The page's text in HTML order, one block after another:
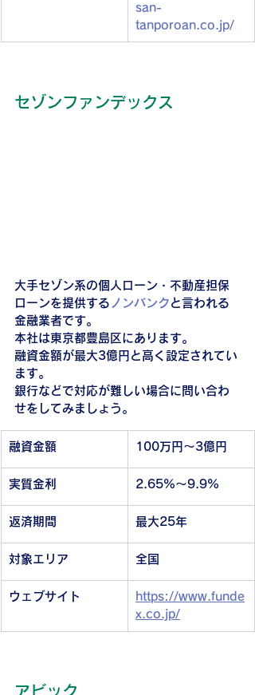
san-
tanporoan.co.jp/
セゾンファンデックス
大手セゾン系の個人ローン・不動産担保
ローンを提供する ノンバンク と言われる
金融業者です。
本社は東京都豊島区にあります。
融資金額が最大3億円と高く設定されてい
ます。
銀行などで対応が難しい場合に問い合わ
せをしてみましょう。
融資金額 100万円〜3億円
実質金利 2.65%〜9.9%
返済期間 最大25年
対象エリア 全国
ウェブサイト
https://www.funde
x.co.jp/
アビック